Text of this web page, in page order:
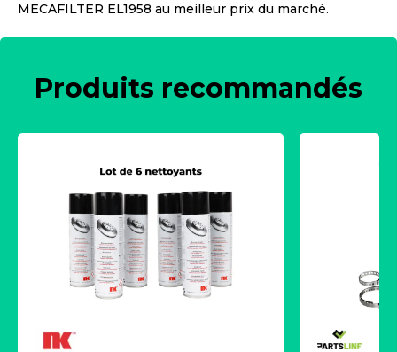
MECAFILTER EL1958 au meilleur prix du marché.
Produits recommandés